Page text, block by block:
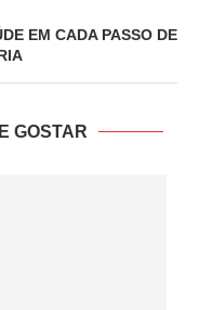
EM CADA PASSO DE
GOSTAR